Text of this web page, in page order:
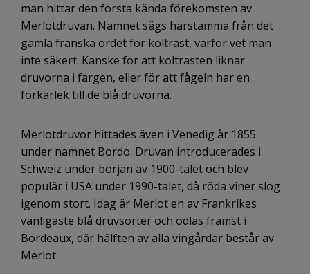
man hittar den första kända förekomsten av
Merlotdruvan. Namnet sägs härstamma från det
gamla franska ordet för koltrast, varför vet man
inte säkert. Kanske för att koltrasten liknar
druvorna i färgen, eller för att fågeln har en
förkärlek till de blå druvorna.
Merlotdruvor hittades även i Venedig år 1855
under namnet Bordo. Druvan introducerades i
Schweiz under början av 1900-talet och blev
populär i USA under 1990-talet, då röda viner slog
igenom stort. Idag är Merlot en av Frankrikes
vanligaste blå druvsorter och odlas främst i
Bordeaux, där hälften av alla vingårdar består av
Merlot.